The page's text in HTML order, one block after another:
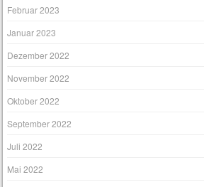
Februar 2023
Januar 2023
Dezember 2022
November 2022
Oktober 2022
September 2022
Juli 2022
Mai 2022